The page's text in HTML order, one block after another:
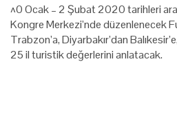
^0 Ocak – 2 Şubat 2020 tarihleri
Kongre Merkezi’nde düzenlenecek
Trabzon’a, Diyarbakır’dan
25 il turistik değerlerini anlatacak.